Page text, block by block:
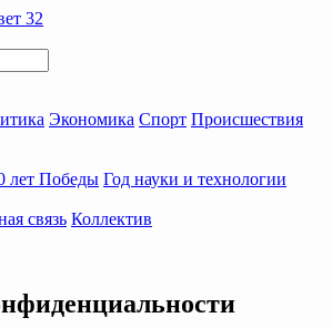
Экономика Спорт Происшествия
лет Победы Год науки и технологии
связь Коллектив